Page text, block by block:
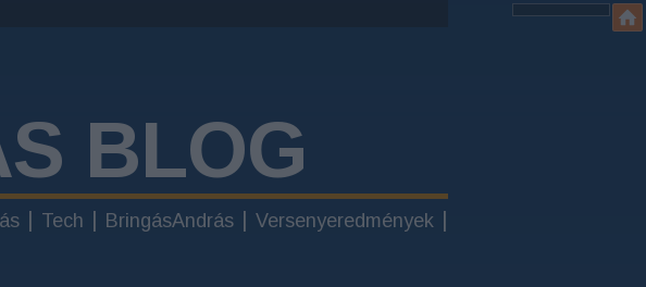
BLOG
Tech BringásAndrás Versenyeredmények